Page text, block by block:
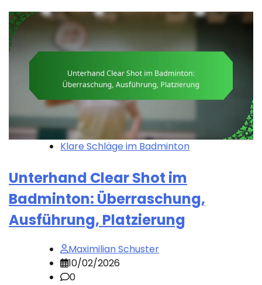
Klare Schläge im Badminton
Unterhand Clear Shot im
Badminton: Überraschung,
Ausführung, Platzierung
Maximilian Schuster
10/02/2026
0